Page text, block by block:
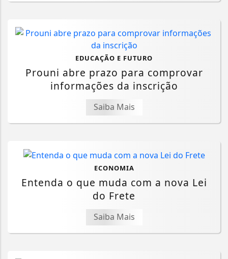
EDUCAÇÃO E FUTURO
Prouni abre prazo para comprovar
informações da inscrição
Saiba Mais
ECONOMIA
Entenda o que muda com a nova Lei
do Frete
Saiba Mais